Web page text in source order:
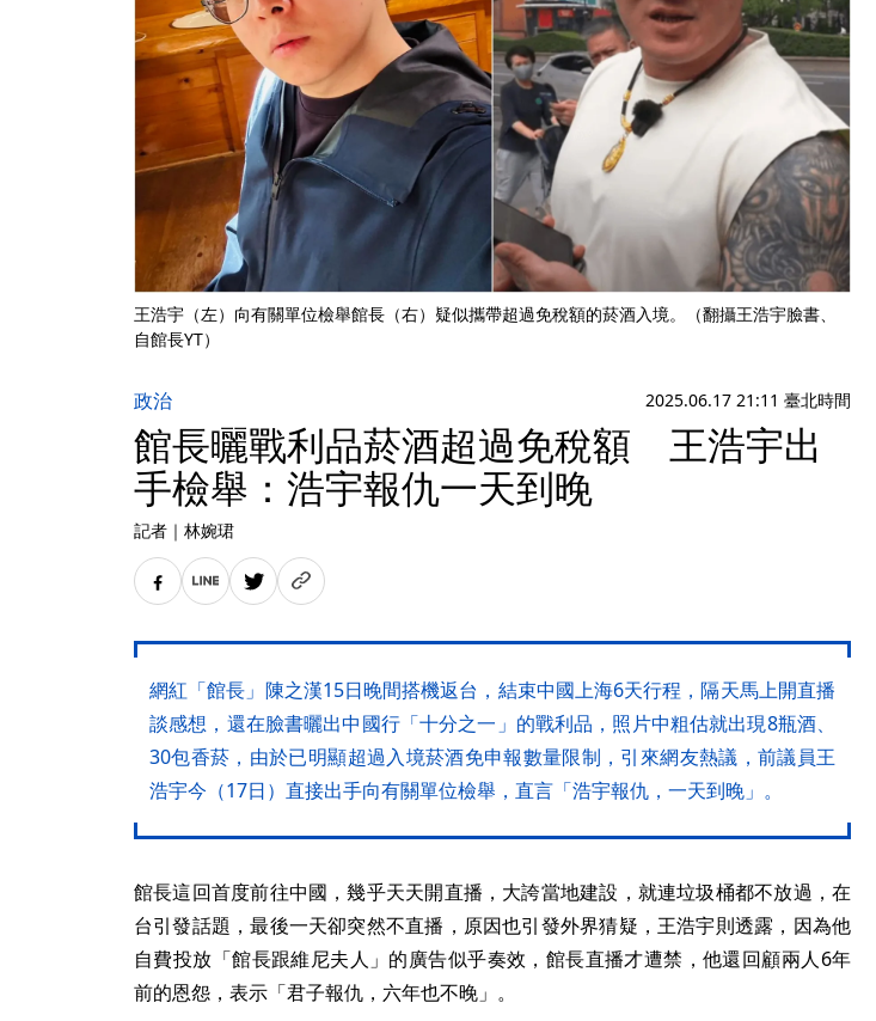
王浩宇（左）向有關單位檢舉館長（右）疑似攜帶超過免稅額的菸酒入境。（翻攝王浩宇臉書、
自館長YT）
政治 2025.06.17 21:11 臺北時間
館長曬戰利品菸酒超過免稅額 王浩宇出
手檢舉：浩宇報仇一天到晚
記者 ｜ 林婉珺
網紅「館長」陳之漢15日晚間搭機返台，結束中國上海6天行程，隔天馬上開直播
談感想，還在臉書曬出中國行「十分之一」的戰利品，照片中粗估就出現8瓶酒、
30包香菸，由於已明顯超過入境菸酒免申報數量限制，引來網友熱議，前議員王
浩宇今（17日）直接出手向有關單位檢舉，直言「浩宇報仇，一天到晚」。
館長這回首度前往中國，幾乎天天開直播，大誇當地建設，就連垃圾桶都不放過，在
台引發話題，最後一天卻突然不直播，原因也引發外界猜疑，王浩宇則透露，因為他
自費投放「館長跟維尼夫人」的廣告似乎奏效，館長直播才遭禁，他還回顧兩人6年
前的恩怨，表示「君子報仇，六年也不晚」。